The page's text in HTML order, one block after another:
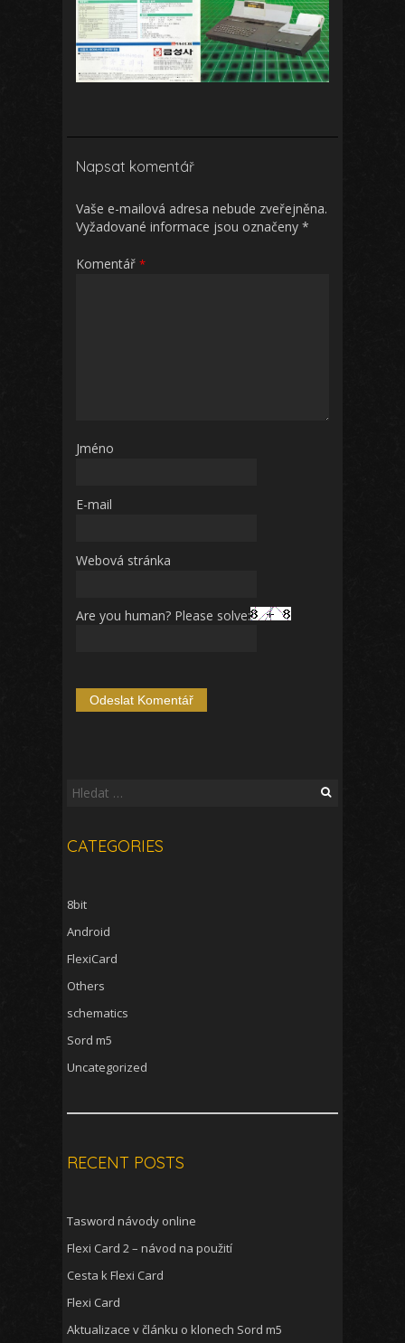
Napsat komentář
Vaše e-mailová adresa nebude zveřejněna.
Vyžadované informace jsou označeny *
Komentář *
Jméno
E-mail
Webová stránka
Are you human? Please solve:
Vyhledávání
CATEGORIES
8bit
Android
FlexiCard
Others
schematics
Sord m5
Uncategorized
RECENT POSTS
Tasword návody online
Flexi Card 2 – návod na použití
Cesta k Flexi Card
Flexi Card
Aktualizace v článku o klonech Sord m5